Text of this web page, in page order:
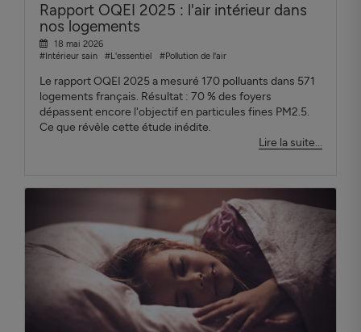
Rapport OQEI 2025 : l'air intérieur dans
nos logements
18 mai 2026
#Intérieur sain
#L'essentiel #Pollution de l'air
Le rapport OQEI 2025 a mesuré 170 polluants dans 571
logements français. Résultat : 70 % des foyers
dépassent encore l'objectif en particules fines PM2.5.
Ce que révèle cette étude inédite.
Lire la suite...